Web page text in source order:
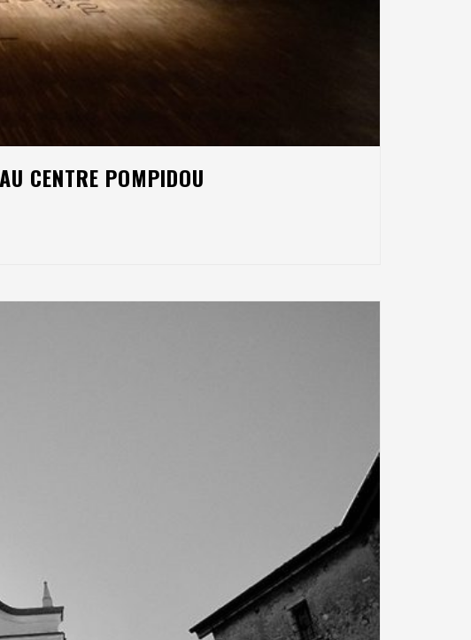
CENTRE POMPIDOU